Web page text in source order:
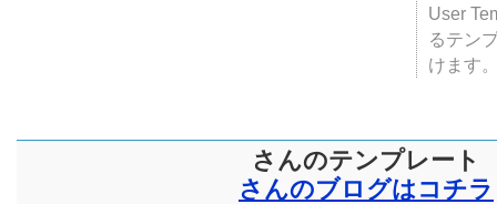
User
るテン
けます
さんのテンプレート
さんのブログはコチラ